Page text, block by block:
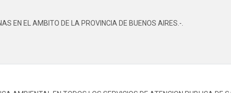
EN EL AMBITO DE LA PROVINCIA DE BUENOS AIRES.-.